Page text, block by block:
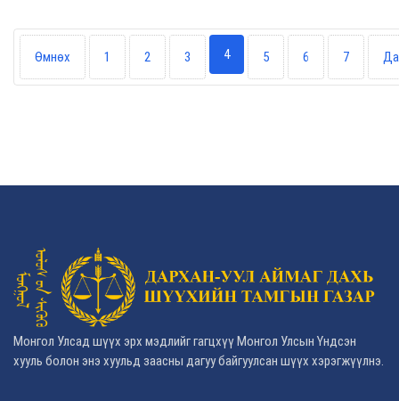
Өмнөх 1 2 3 4 5 6 7
Монгол Улсад шүүх эрх мэдлийг гагцхүү Монгол Улсын Үндсэн
хууль болон энэ хуульд заасны дагуу байгуулсан шүүх хэрэгжүүлнэ.